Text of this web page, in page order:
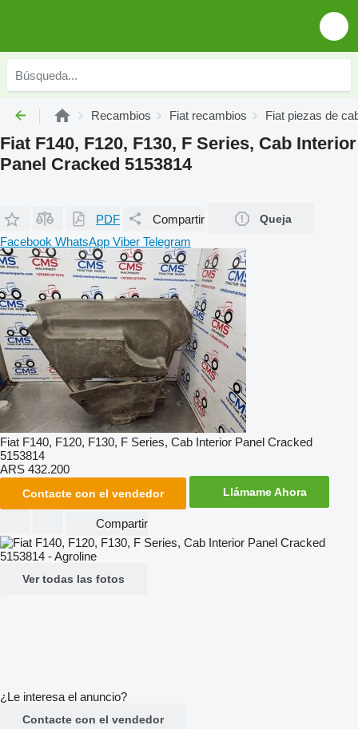
Recambios Fiat recambios Fiat piezas de
Fiat F140, F120, F130, F Series, Cab Interior
Panel Cracked 5153814
PDF Compartir Queja
Facebook WhatsApp Viber Telegram
Fiat F140, F120, F130, F Series, Cab Interior Panel Cracked
5153814
ARS 432.200
Contacte con el vendedor Llámame Ahora
Compartir
Ver todas las fotos
¿Le interesa el anuncio?
Contacte con el vendedor